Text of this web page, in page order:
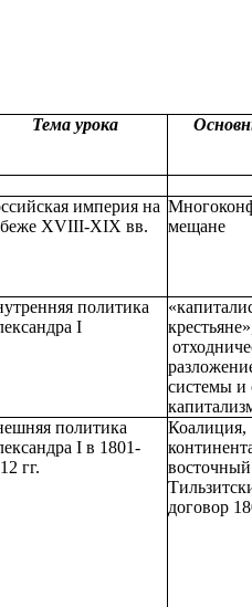
Тема урока
империя на
XVIII-XIX вв.
мещане
политика
I
системы и
политика
I в 1801-
гг.
Коалиция,
договор